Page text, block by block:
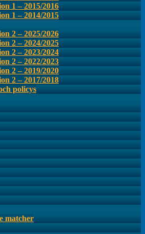
1 – 2015/2016
1 – 2014/2015
2 – 2025/2026
2 – 2024/2025
2 – 2023/2024
2 – 2022/2023
2 – 2019/2020
2 – 2017/2018
policys
matcher